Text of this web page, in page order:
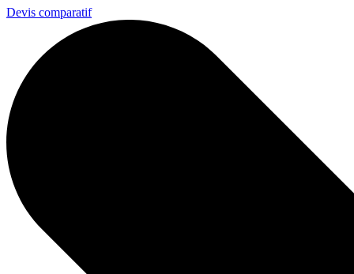
Devis comparatif